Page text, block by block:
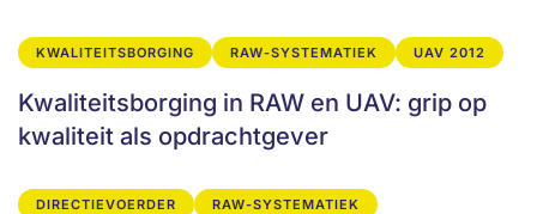
KWALITEITSBORGING RAW-SYSTEMATIEK UAV 2012
Kwaliteitsborging in RAW en UAV: grip op
kwaliteit als opdrachtgever
DIRECTIEVOERDER
RAW-SYSTEMATIEK